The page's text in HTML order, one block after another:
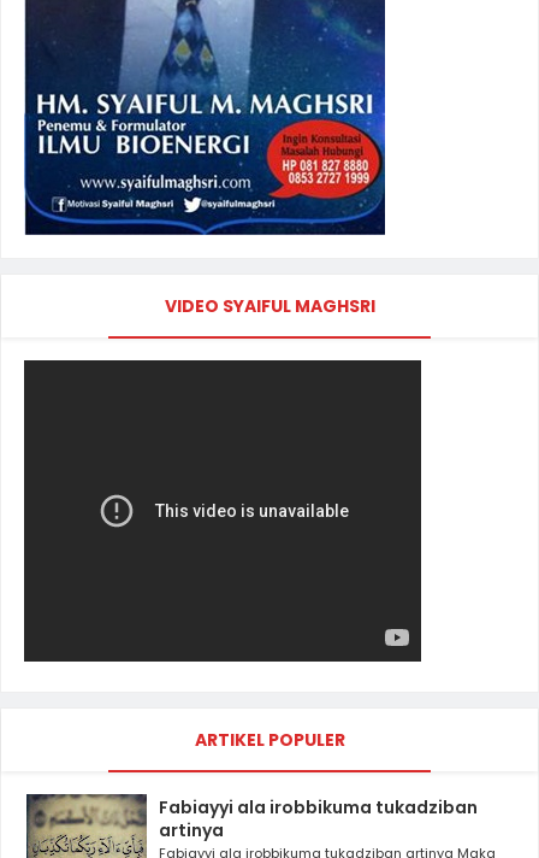
VIDEO SYAIFUL MAGHSRI
ARTIKEL POPULER
Fabiayyi ala irobbikuma tukadziban
artinya
Fabiayyi ala irobbikuma tukadziban artinya Maka